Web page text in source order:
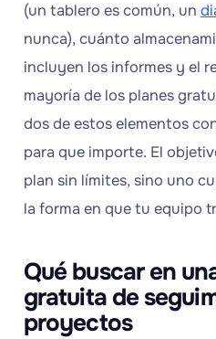
(un tablero es común, un
nunca), cuánto
incluyen los informes y el
mayoría de los planes
dos de estos elementos
para que importe. El
plan sin límites, sino uno
la forma en que tu equipo
Qué buscar en
gratuita de
proyectos